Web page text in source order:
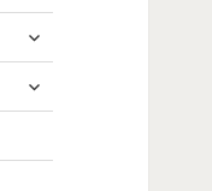
anzeigen
untermenü
anzeigen
untermenü
anzeigen